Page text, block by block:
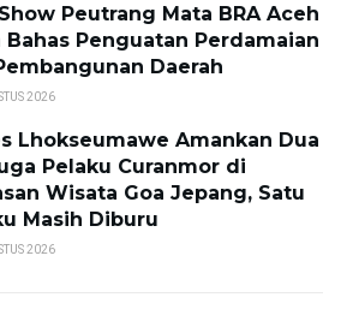
Peutrang Mata BRA Aceh
Bahas Penguatan Perdamaian
Daerah
2026
Lhokseumawe Amankan Dua
Pelaku Curanmor di
Wisata Goa Jepang, Satu
Masih Diburu
2026